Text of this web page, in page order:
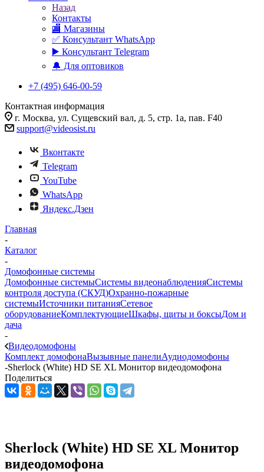
Назад
Контакты
🏬 Магазины
✅️ Консультант WhatsApp
▶️ Консультант Telegram
🔔 Для оптовиков
+7 (495) 646-00-59
Контактная информация
г. Москва, ул. Сущевский вал, д. 5, стр. 1а, пав. F40
support@videosist.ru
Вконтакте
Telegram
YouTube
WhatsApp
Яндекс.Дзен
Главная
-
Каталог
-
Домофонные системы
Домофонные системыСистемы видеонаблюденияСистемы
контроля доступа (СКУД)Охранно-пожарные
системыИсточники питанияСетевое
оборудованиеКомплектующиеШкафы, щиты и боксыДом и
дача
-
Видеодомофоны
Комплект домофонаВызывные панелиАудиодомофоны
-Sherlock (White) HD SE XL Монитор видеодомофона
Поделиться
Sherlock (White) HD SE XL Монитор
видеодомофона